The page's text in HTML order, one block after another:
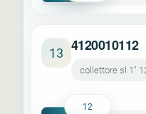
13 4120010112
collettore sl 1"
12